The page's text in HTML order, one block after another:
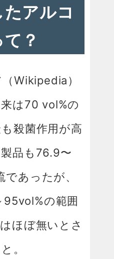
アルコ
？
Wikipedia）
は70 vol%の
殺菌作用が高
品も76.9〜
あったが、
の範囲
ほぼ無いとさ
。